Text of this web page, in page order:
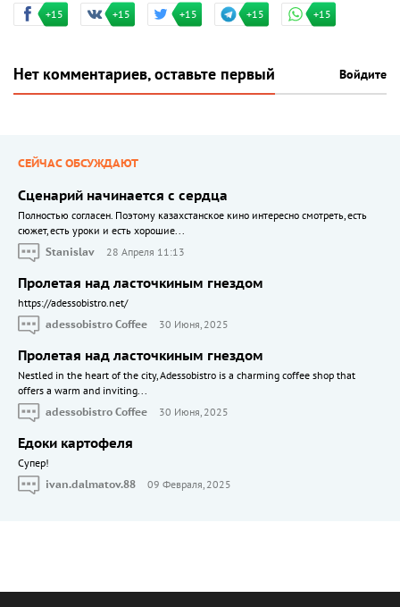
+15 +15 +15 +15 +15
Нет комментариев, оставьте первый Войдите
СЕЙЧАС ОБСУЖДАЮТ
Сценарий начинается с сердца
Полностью согласен. Поэтому казахстанское кино интересно смотреть, есть
сюжет, есть уроки и есть хорошие...
Stanislav
28 Апреля 11:13
Пролетая над ласточкиным гнездом
https://adessobistro.net/
adessobistro Coffee
30 Июня, 2025
Пролетая над ласточкиным гнездом
Nestled in the heart of the city, Adessobistro is a charming coffee shop that
offers a warm and inviting...
adessobistro Coffee
30 Июня, 2025
Едоки картофеля
Cупер!
ivan.dalmatov.88
09 Февраля, 2025